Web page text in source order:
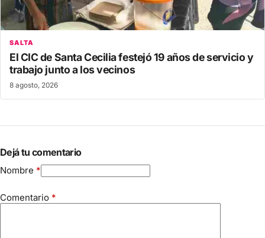
SALTA
El CIC de Santa Cecilia festejó 19 años de servicio y
trabajo junto a los vecinos
8 agosto, 2026
Dejá tu comentario
Nombre *
Comentario *